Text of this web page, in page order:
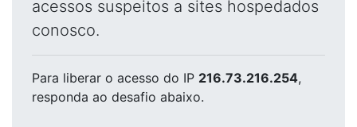
acessos suspeitos a sites hospedados
conosco.
Para liberar o acesso do IP 216.73.216.254,
responda ao desafio abaixo.